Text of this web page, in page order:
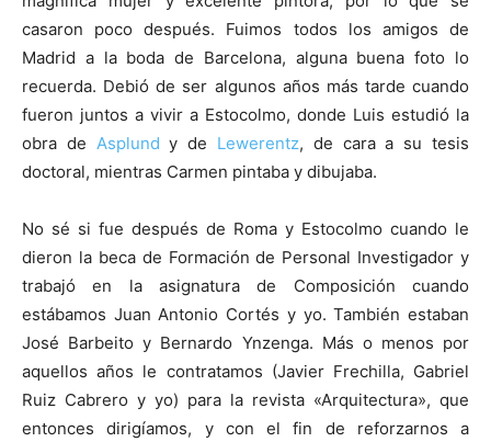
casaron poco después. Fuimos todos los amigos de
Madrid a la boda de Barcelona, alguna buena foto lo
recuerda. Debió de ser algunos años más tarde cuando
fueron juntos a vivir a Estocolmo, donde Luis estudió la
obra de Asplund y de Lewerentz, de cara a su tesis
doctoral, mientras Carmen pintaba y dibujaba.
No sé si fue después de Roma y Estocolmo cuando le
dieron la beca de Formación de Personal Investigador y
trabajó en la asignatura de Composición cuando
estábamos Juan Antonio Cortés y yo. También estaban
José Barbeito y Bernardo Ynzenga. Más o menos por
aquellos años le contratamos (Javier Frechilla, Gabriel
Ruiz Cabrero y yo) para la revista «Arquitectura», que
entonces dirigíamos, y con el fin de reforzarnos a